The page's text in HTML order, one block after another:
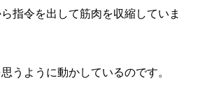
指令を出して筋肉を収縮していま
うように動かしているのです。